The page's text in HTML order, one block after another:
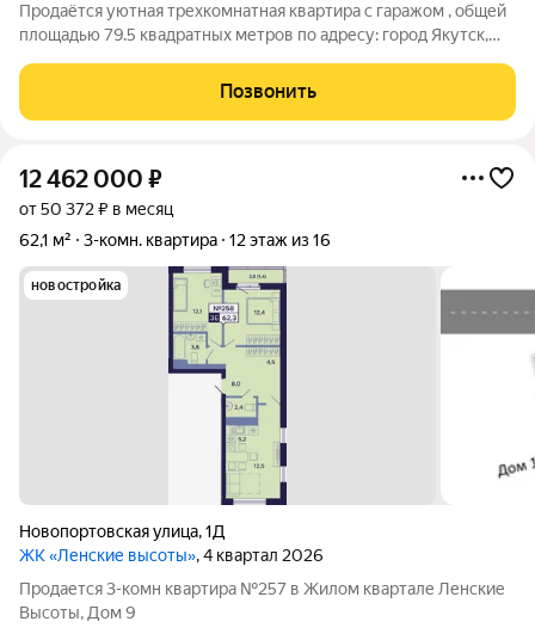
Продаётся уютная трехкомнатная квартира с гаражом , общей
площадью 79.5 квадратных метров по адресу: город Якутск,
блюд и семейных
Позвонить
12 462 000 ₽
от 50 372 ₽ в месяц
62,1 м²
3-комн. квартира 12 этаж из 16
новостройка
Новопортовская улица,1Д
ЖК «Ленские высоты», 4 квартал 2026
Продается 3-комн квартира №257 в Жилом квартале Ленские
Высоты, Дом 9